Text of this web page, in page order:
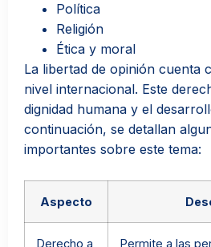
Política
Religión
Ética y moral
La libertad de opinión cuenta
nivel internacional. Este
dignidad humana y el
continuación, se detallan
importantes sobre este tema:
Aspecto
Derecho a
Permite a las